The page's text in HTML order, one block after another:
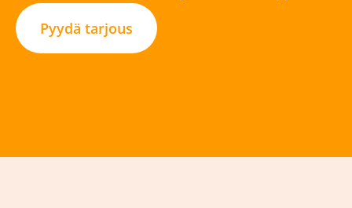
Pyydä tarjous